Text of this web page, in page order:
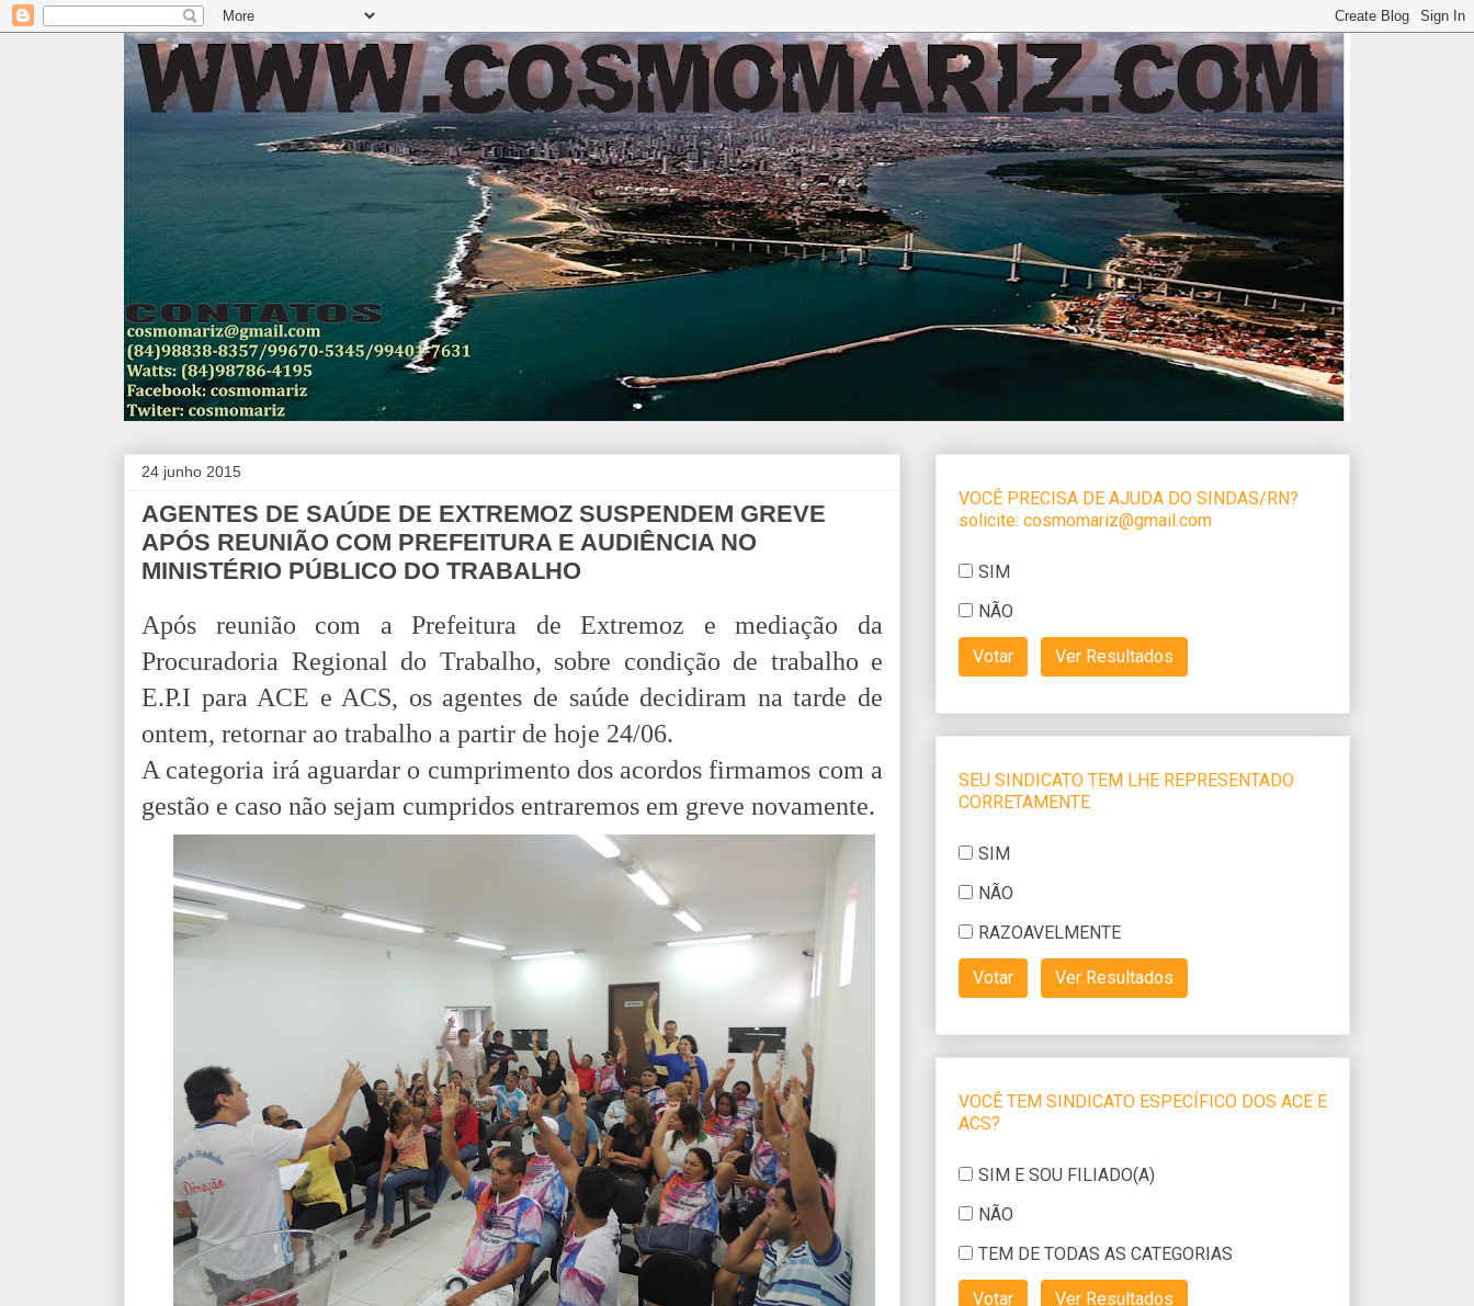
24 junho 2015
AGENTES DE SAÚDE DE EXTREMOZ SUSPENDEM GREVE
APÓS REUNIÃO COM PREFEITURA E AUDIÊNCIA NO
MINISTÉRIO PÚBLICO DO TRABALHO
Após reunião com a Prefeitura de Extremoz e mediação da
Procuradoria Regional do Trabalho, sobre condição de trabalho e
E.P.I para ACE e ACS, os agentes de saúde decidiram na tarde de
ontem, retornar ao trabalho a partir de hoje 24/06.
A categoria irá aguardar o cumprimento dos acordos firmamos com a
gestão e caso não sejam cumpridos entraremos em greve novamente.